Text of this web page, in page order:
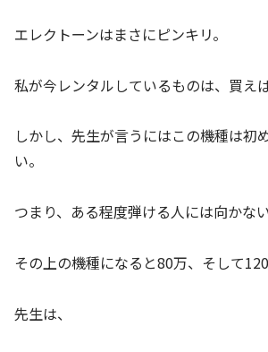
エレクトーンはまさにピンキリ。
私が今レンタルしているものは、買え
しかし、先生が言うにはこの機種は初
い。
つまり、ある程度弾ける人には向かな
その上の機種になると80万、そして
先生は、